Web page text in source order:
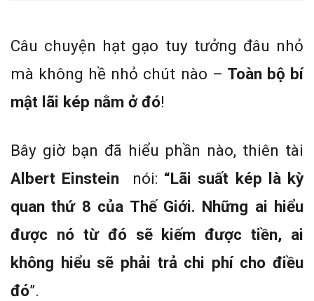
Câu chuyện hạt gạo tuy tưởng đâu nhỏ
mà không hề nhỏ chút nào – Toàn bộ bí
mật lãi kép nằm ở đó!
Bây giờ bạn đã hiểu phần nào, thiên tài
Albert Einstein nói: “Lãi suất kép là kỳ
quan thứ 8 của Thế Giới. Những ai hiểu
được nó từ đó sẽ kiếm được tiền, ai
không hiểu sẽ phải trả chi phí cho điều
đó”.